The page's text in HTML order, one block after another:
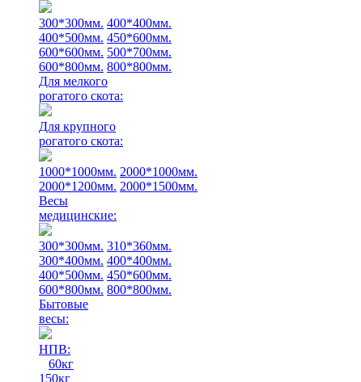
300*300мм. 400*400мм.
400*500мм. 450*600мм.
600*600мм. 500*700мм.
600*800мм. 800*800мм.
Для мелкого
рогатого скота:
Для крупного
рогатого скота:
1000*1000мм. 2000*1000мм.
2000*1200мм. 2000*1500мм.
Весы
медицинские:
300*300мм. 310*360мм.
300*400мм. 400*400мм.
400*500мм. 450*600мм.
600*800мм. 800*800мм.
Бытовые
весы:
НПВ:
60кг
150кг